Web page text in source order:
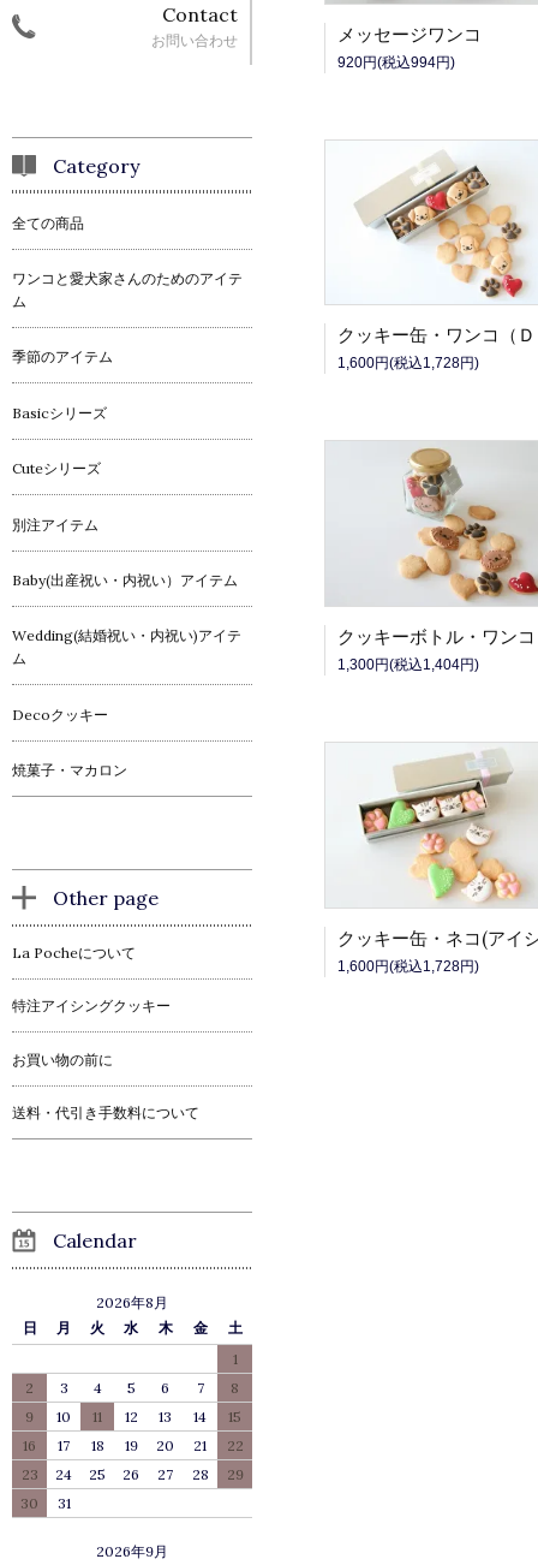
メッセージワンコ
920円(税込994円)
クッキー缶・ワンコ（
1,600円(税込1,728円)
1,300円(税込1,404円)
1,600円(税込1,728円)
Contact
お問い合わせ
Category
全ての商品
ワンコと愛犬家さんのためのアイテ
ム
季節のアイテム
Basicシリーズ
Cuteシリーズ
別注アイテム
Baby(出産祝い・内祝い）アイテム
Wedding(結婚祝い・内祝い)アイテ
ム
Decoクッキー
焼菓子・マカロン
Other page
La Pocheについて
特注アイシングクッキー
お買い物の前に
送料・代引き手数料について
Calendar
2026年8月
日
月 火 水 木 金
土
1
2
3 4 5 6 7
8
9
10 11 12 13 14
15
16
17 18 19 20 21
22
23
24 25 26 27 28
29
30
31
2026年9月